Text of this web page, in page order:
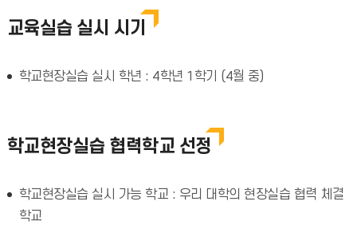
교육실습 실시 시기
학교현장실습 실시 학년 : 4학년 1학기 (4월 중)
학교현장실습 협력학교 선정
학교현장실습 실시 가능 학교 : 우리 대학의 현장실습 협력 체결
학교